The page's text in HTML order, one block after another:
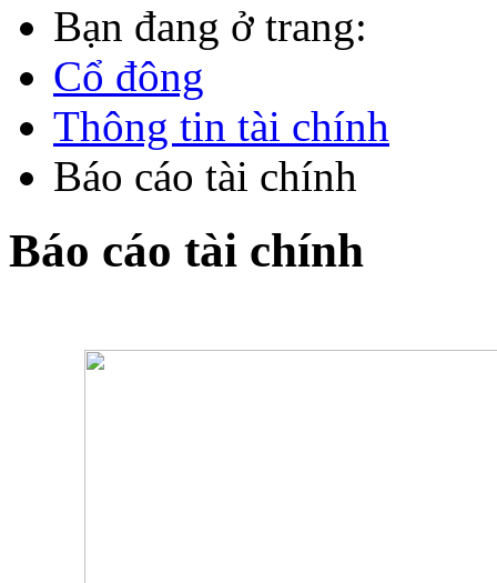
Bạn đang ở trang:
Cổ đông
Thông tin tài chính
Báo cáo tài chính
Báo cáo tài chính